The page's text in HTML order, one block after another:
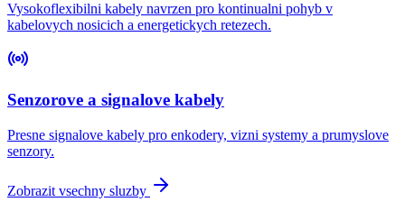
Vysokoflexibilni kabely navrzen pro kontinualni pohyb v
kabelovych nosicich a energetickych retezech.
Senzorove a signalove kabely
Presne signalove kabely pro enkodery, vizni systemy a prumyslove
senzory.
Zobrazit vsechny sluzby